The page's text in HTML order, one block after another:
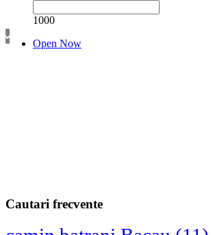
1000
Open Now
Cautari frecvente